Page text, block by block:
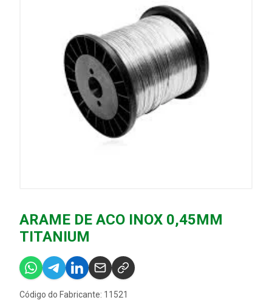
ARAME DE ACO INOX 0,45MM
TITANIUM
Código do Fabricante: 11521